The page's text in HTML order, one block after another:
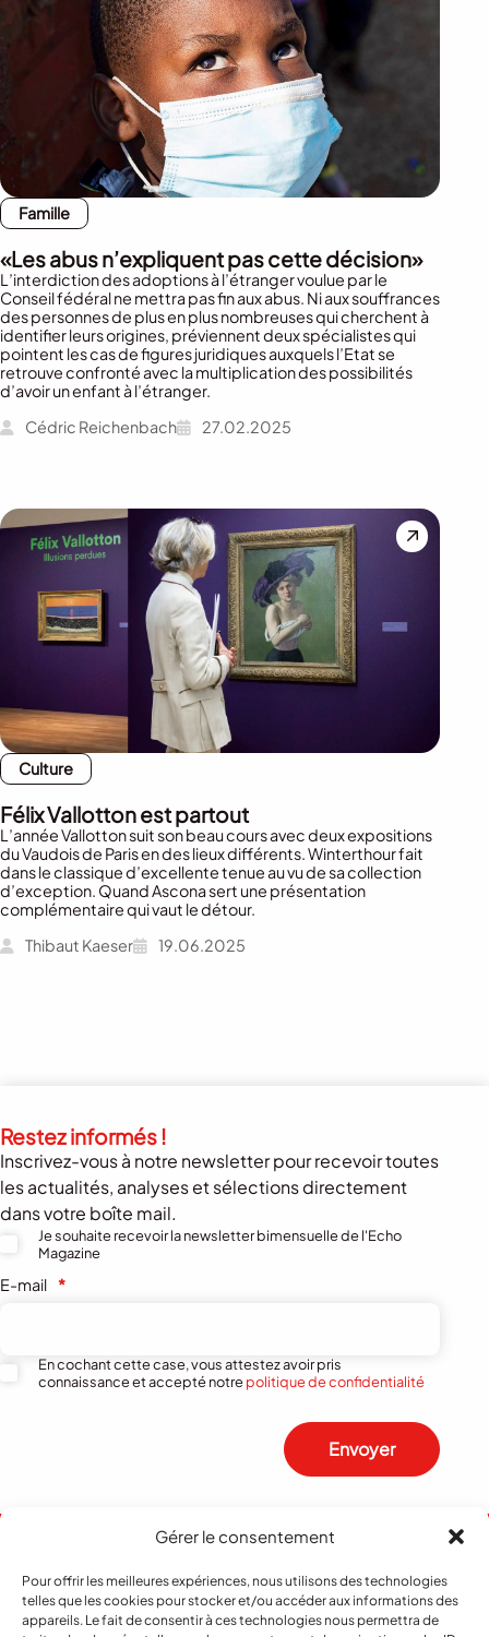
Gérer le consentement
Pour offrir les meilleures expériences, nous utilisons des technologies
telles que les cookies pour stocker et/ou accéder aux informations des
appareils. Le fait de consentir à ces technologies nous permettra de
Famille
«Les abus n’expliquent pas cette décision»
L’interdiction des adoptions à l’étranger voulue par le
Conseil fédéral ne mettra pas fin aux abus. Ni aux souffrances
des personnes de plus en plus nombreuses qui cherchent à
identifier leurs origines, préviennent deux spécialistes qui
pointent les cas de figures juridiques auxquels l’Etat se
retrouve confronté avec la multiplication des possibilités
d’avoir un enfant à l’étranger.
Cédric Reichenbach
27.02.2025
Culture
Félix Vallotton est partout
L’année Vallotton suit son beau cours avec deux expositions
du Vaudois de Paris en des lieux différents. Winterthour fait
dans le classique d’excellente tenue au vu de sa collection
d’exception. Quand Ascona sert une présentation
complémentaire qui vaut le détour.
Thibaut Kaeser
19.06.2025
Restez informés !
Inscrivez-vous à notre newsletter pour recevoir toutes
les actualités, analyses et sélections directement
dans votre boîte mail.
Je souhaite recevoir la newsletter bimensuelle de l'Echo
Magazine
E-mail *
En cochant cette case, vous attestez avoir pris
connaissance et accepté notrepolitique de confidentialité
Envoyer